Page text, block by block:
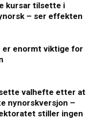
kursar tilsette i
– ser effekten
er enormt viktige for
valhefte etter at
nynorskversjon –
stiller ingen